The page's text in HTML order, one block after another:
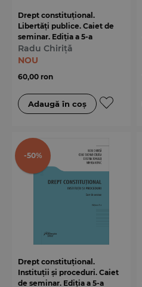
Drept constituțional.
Libertăți publice. Caiet de
seminar. Ediția a 5-a
Radu Chiriță
NOU
60,00 ron
-50%
Drept constituțional.
Instituții și proceduri. Caiet
de seminar. Ediția a 5-a